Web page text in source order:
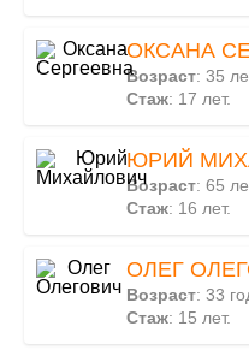
ОКСАНА
Возраст: 35
Стаж: 17 лет.
ЮРИЙ
Возраст: 65
Стаж: 16 лет.
ОЛЕГ
Возраст: 33
Стаж: 15 лет.